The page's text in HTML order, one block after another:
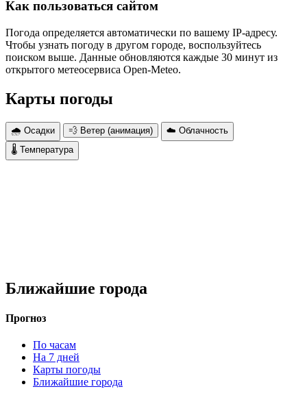
Как пользоваться сайтом
Погода определяется автоматически по вашему IP-адресу.
Чтобы узнать погоду в другом городе, воспользуйтесь
поиском выше. Данные обновляются каждые 30 минут из
открытого метеосервиса Open-Meteo.
Карты погоды
🌧 Осадки 💨 Ветер (анимация)
☁️ Облачность
🌡 Температура
Ближайшие города
Прогноз
По часам
На 7 дней
Карты погоды
Ближайшие города